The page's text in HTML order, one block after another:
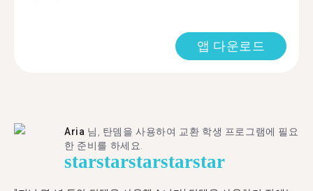
앱 다운로드
Aria 님, 탄뎀을 사용하여 교환 학생 프로그램에 필요
한 준비를 하세요.
starstarstarstarstar